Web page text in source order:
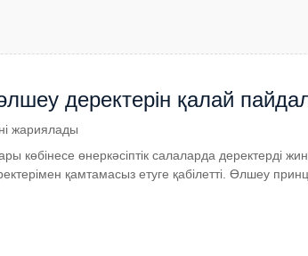
деректерін қалай
жариялады
көбінесе өнеркәсіптік салаларда деректерді
қамтамасыз етуге қабілетті. Өлшеу